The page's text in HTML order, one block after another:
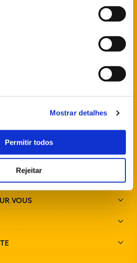
Mostrar detalhes
Permitir todos
Rejeitar
SUR LES RÉSEAUX SOCIAUX
VOUS